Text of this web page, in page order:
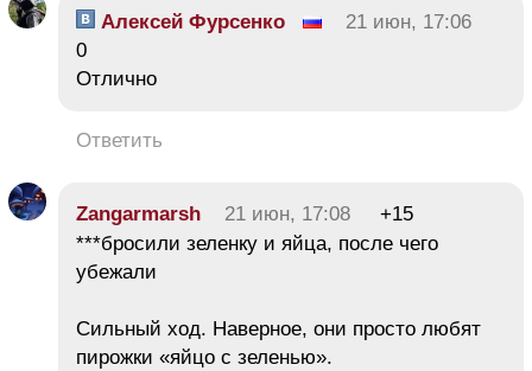
Алексей Фурсенко
21 июн, 17:06
0
Отлично
Ответить
Zangarmarsh 21 июн, 17:08
+15
***бросили зеленку и яйца, после чего
убежали
Сильный ход. Наверное, они просто любят
пирожки «яйцо с зеленью».